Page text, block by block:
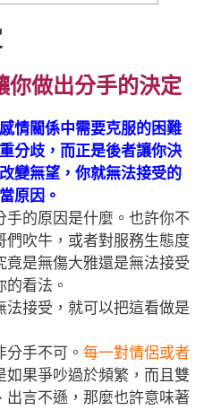
你做出分手的決定
情關係中需要克服的困難
分歧，而正是後者讓你決
變無望，你就無法接受的
原因。
手的原因是什麼。也許你不
們吹牛，或者對服務生態度
竟是無傷大雅還是無法接受
看法。
法接受，就可以把這看做是
手不可。 每一對情侶或者
如果爭吵過於頻繁，而且雙
出言不遜，那麼也許意味著